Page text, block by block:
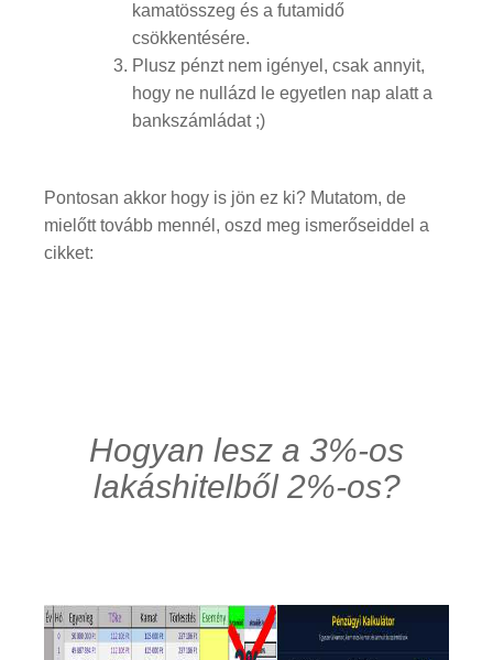
kamatösszeg és a futamidő
csökkentésére.
Plusz pénzt nem igényel, csak annyit,
hogy ne nullázd le egyetlen nap alatt a
bankszámládat ;)
Pontosan akkor hogy is jön ez ki? Mutatom, de
mielőtt tovább mennél, oszd meg ismerőseiddel a
cikket:
Hogyan lesz a 3%-os
lakáshitelből 2%-os?